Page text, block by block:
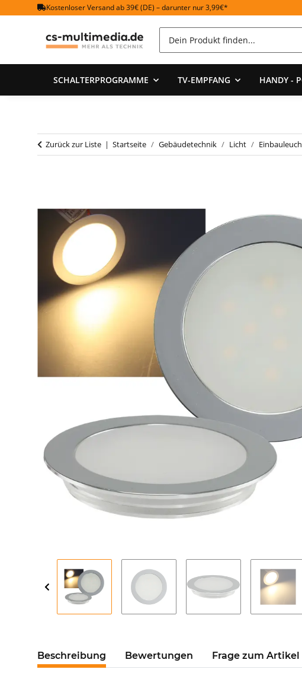
Kostenloser Versand ab 39€ (DE) – darunter nur 3,99€*
SCHALTERPROGRAMME TV-EMPFANG HANDY -
Zurück zur Liste Startseite Gebäudetechnik Licht
Beschreibung Bewertungen Frage zum Artikel